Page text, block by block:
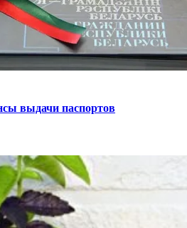
выдачи паспортов